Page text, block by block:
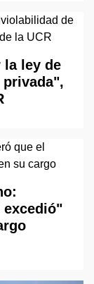
la ley de
excedió"